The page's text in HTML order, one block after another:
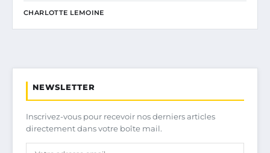
CHARLOTTE LEMOINE
NEWSLETTER
Inscrivez-vous pour recevoir nos derniers articles
directement dans votre boîte mail.